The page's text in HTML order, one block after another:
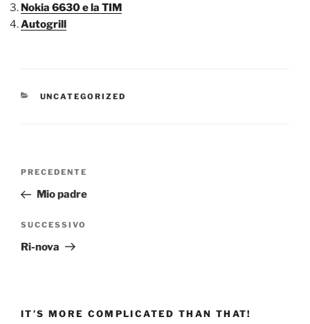
Nokia 6630 e la TIM
Autogrill
CATEGORIE
UNCATEGORIZED
Navigazione
Articolo
precedente:
PRECEDENTE
Mio padre
Articolo
successivo
SUCCESSIVO
Ri-nova
IT’S MORE COMPLICATED THAN THAT!